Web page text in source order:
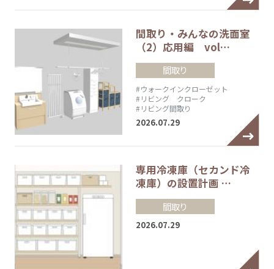
間取り・みんなの洗面室
（2）応用編 vol…
間取り
#ウォークインクローゼット
#リビング クローク
#リビング間取り
2026.07.29
専用冷凍庫（セカンド冷
凍庫）の設置計画 …
間取り
2026.07.29